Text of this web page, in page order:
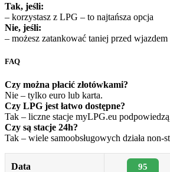
Tak, jeśli:
– korzystasz z LPG – to najtańsza opcja
Nie, jeśli:
– możesz zatankować taniej przed
FAQ
Czy można płacić złotówkami?
Nie – tylko euro lub karta.
Czy LPG jest łatwo dostępne?
Tak – liczne stacje myLPG.eu
Czy są stacje 24h?
Tak – wiele samoobsługowych działa
Data 95